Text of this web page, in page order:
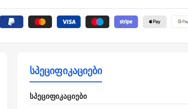
სპეციფიკაციები
სპეციფიკაციები